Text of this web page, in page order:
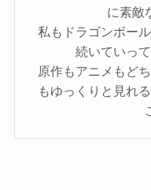
に素敵
私もドラゴンボー
続いていっ
原作もアニメもど
もゆっくりと見れ